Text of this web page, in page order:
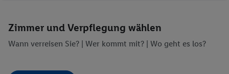
Whirlpool
Massagen
Zimmer und Verpflegung wählen
Wann verreisen Sie? | Wer kommt mit? | Wo geht es los?